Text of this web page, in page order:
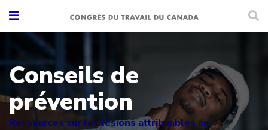
Conseils de
prévention
Ressources sur les lésions attribuables au